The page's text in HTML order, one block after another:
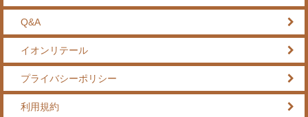
Q&A
イオンリテール
プライバシーポリシー
利用規約